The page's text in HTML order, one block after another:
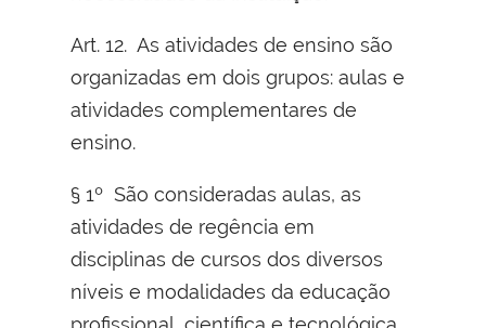
Art. 12. As atividades de ensino são
organizadas em dois grupos: aulas e
atividades complementares de
ensino.
§ 1º São consideradas aulas, as
atividades de regência em
disciplinas de cursos dos diversos
níveis e modalidades da educação